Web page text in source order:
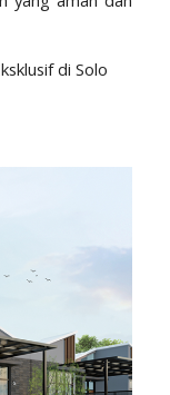
di Solo